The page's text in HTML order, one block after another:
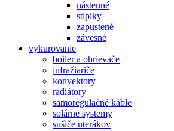
nástenné
stlpiky
zapustené
závesné
vykurovanie
boiler a ohrievače
infražiariče
konvektory
radiátory
samoregulačné káble
solárne systemy
sušiče uterákov